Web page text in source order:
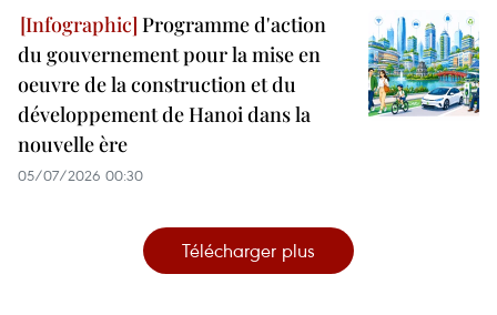
Programme d'action
du gouvernement pour la mise en
oeuvre de la construction et du
développement de Hanoi dans la
nouvelle ère
05/07/2026 00:30
Télécharger plus